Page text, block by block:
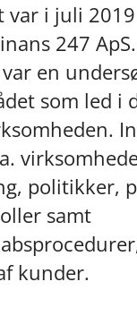
var i juli
247 ApS.
en
som led i
politikker,
samt
kunder.